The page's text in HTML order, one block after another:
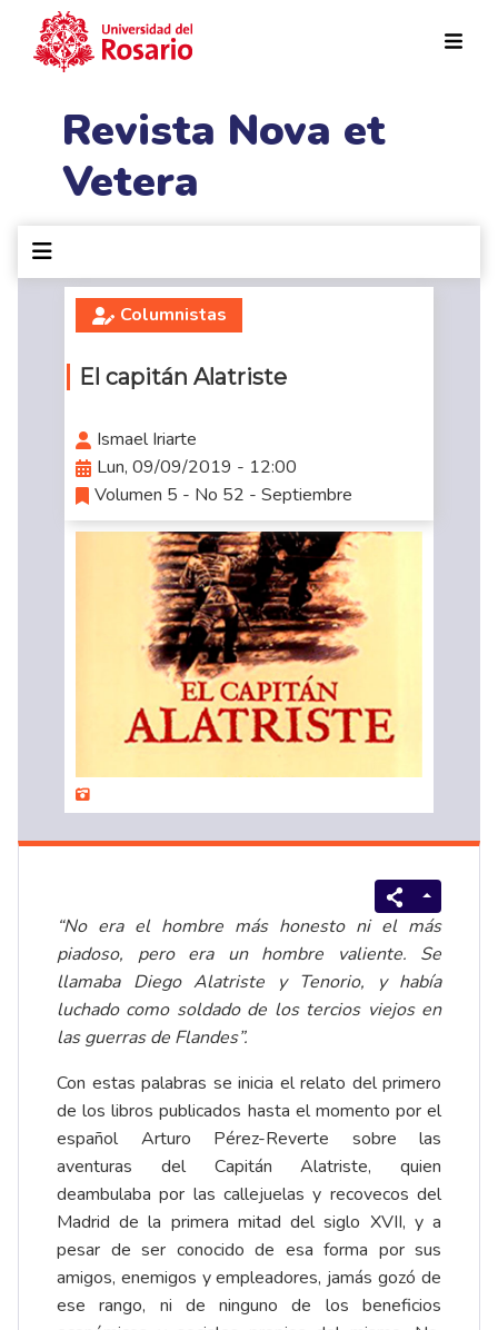
Revista Nova et
Vetera
Columnistas
El capitán Alatriste
Ismael Iriarte
Lun, 09/09/2019 - 12:00
Volumen 5 - No 52 - Septiembre
“No era el hombre más honesto ni el más
piadoso, pero era un hombre valiente. Se
llamaba Diego Alatriste y Tenorio, y había
luchado como soldado de los tercios viejos en
las guerras de Flandes”.
Con estas palabras se inicia el relato del primero
de los libros publicados hasta el momento por el
español Arturo Pérez-Reverte sobre las
aventuras del Capitán Alatriste, quien
deambulaba por las callejuelas y recovecos del
Madrid de la primera mitad del siglo XVII, y a
pesar de ser conocido de esa forma por sus
amigos, enemigos y empleadores, jamás gozó de
ese rango, ni de ninguno de los beneficios